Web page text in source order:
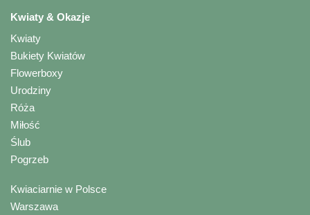
Kwiaty & Okazje
Kwiaty
Bukiety Kwiatów
Flowerboxy
Urodziny
Róża
Miłość
Ślub
Pogrzeb
Kwiaciarnie w Polsce
Warszawa